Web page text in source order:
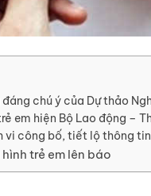
chú ý của Dự thảo
em hiện Bộ Lao động –
vi công bố, tiết lộ thông
trẻ em lên báo